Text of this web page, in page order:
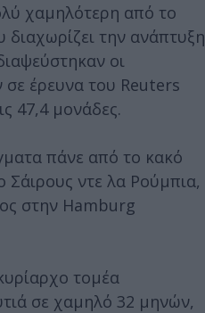
χαμηλότερη από το
την ανάπτυξη
οι
σε έρευνα του Reuters
47,4 μονάδες.
πάνε από το κακό
Σάιρους ντε λα Ρούμπια,
στην Hamburg
τομέα
σε χαμηλό 32 μηνών,